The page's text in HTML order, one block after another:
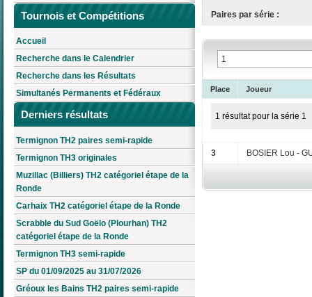
Tournois et Compétitions
Accueil
Recherche dans le Calendrier
Recherche dans les Résultats
Simultanés Permanents et Fédéraux
Derniers résultats
Termignon TH2 paires semi-rapide
Termignon TH3 originales
Muzillac (Billiers) TH2 catégoriel étape de la
Ronde
Carhaix TH2 catégoriel étape de la Ronde
Scrabble du Sud Goëlo (Plourhan) TH2
catégoriel étape de la Ronde
Termignon TH3 semi-rapide
SP du 01/09/2025 au 31/07/2026
Gréoux les Bains TH2 paires semi-rapide
Paires par série :
Place Joueur
1 résultat pour la série 1
3 BOSIER Lou -